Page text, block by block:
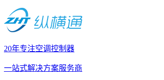
20年专注空调控制器
一站式解决方案服务商